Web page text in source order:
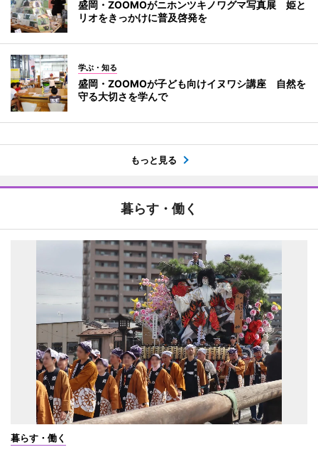
盛岡・ZOOMOがニホンツキノワグマ写真展 姫と
リオをきっかけに普及啓発を
学ぶ・知る
盛岡・ZOOMOが子ども向けイヌワシ講座 自然を
守る大切さを学んで
もっと見る
暮らす・働く
暮らす・働く